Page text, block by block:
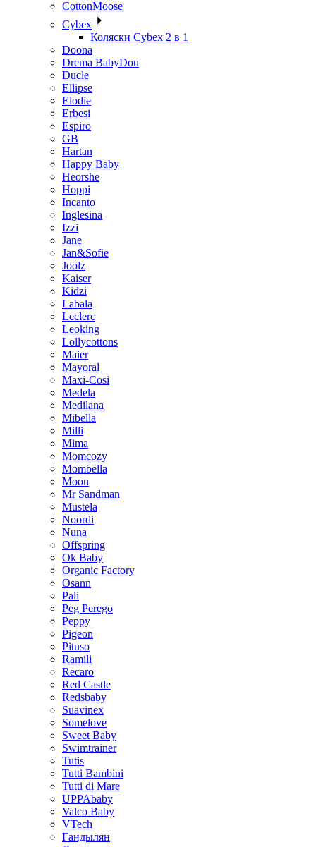
CottonMoose
Cybex
Коляски Cybex 2 в 1
Doona
Drema BabyDou
Ducle
Ellipse
Elodie
Erbesi
Espiro
GB
Hartan
Happy Baby
Heorshe
Hoppi
Incanto
Inglesina
Izzi
Jane
Jan&Sofie
Joolz
Kaiser
Kidzi
Labala
Leclerc
Leoking
Lollycottons
Maier
Mayoral
Maxi-Cosi
Medela
Medilana
Mibella
Milli
Mima
Momcozy
Mombella
Moon
Mr Sandman
Mustela
Noordi
Nuna
Offspring
Ok Baby
Organic Factory
Osann
Pali
Peg Perego
Peppy
Pigeon
Pituso
Ramili
Recaro
Red Castle
Redsbaby
Suavinex
Somelove
Sweet Baby
Swimtrainer
Tutis
Tutti Bambini
Tutti di Mare
UPPAbaby
Valco Baby
VTech
Гандылян